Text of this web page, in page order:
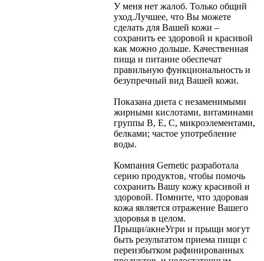
У меня нет жалоб. Только общий
уход.Лучшее, что Вы можете
сделать для Вашей кожи –
сохранить ее здоровой и красивой
как можно дольше. Качественная
пища и питание обеспечат
правильную функциональность и
безупречный вид Вашей кожи.
Показана диета с незаменимыми
жирными кислотами, витаминами
группы В, Е, С, микроэлементами,
белками; частое употребление
воды.
Компания Gernetic разработала
серию продуктов, чтобы помочь
сохранить Вашу кожу красивой и
здоровой. Помните, что здоровая
кожа является отражение Вашего
здоровья в целом.
Прыщи/акнеУгри и прыщи могут
быть результатом приема пищи с
переизбытком рафинированных